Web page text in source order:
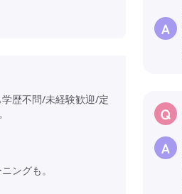
歴不問/未経験歓迎/定
ングも。